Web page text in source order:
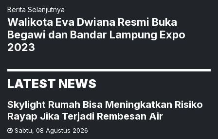
Berita Selanjutnya
Walikota Eva Dwiana Resmi Buka
Begawi dan Bandar Lampung Expo
2023
LATEST NEWS
Skylight Rumah Bisa Meningkatkan Risiko
Rayap Jika Terjadi Rembesan Air
Sabtu, 08 Agustus 2026